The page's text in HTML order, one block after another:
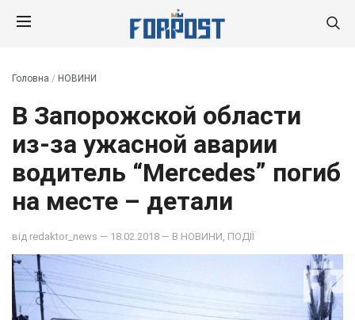
Головна / НОВИНИ
В Запорожской области
из-за ужасной аварии
водитель “Merсedes” погиб
на месте – детали
від redaktor_news — 18.02.2018 — В НОВИНИ ПОДІЇ